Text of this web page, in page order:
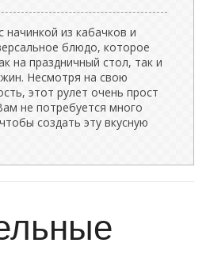
из кабачков и
блюдо, которое
на праздничный стол, так и
Несмотря на свою
этот рулет очень прост
не потребуется много
создать эту вкусную